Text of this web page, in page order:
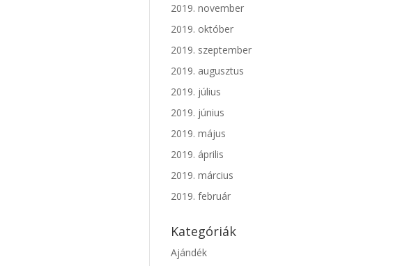
2019. november
2019. október
2019. szeptember
2019. augusztus
2019. július
2019. június
2019. május
2019. április
2019. március
2019. február
Kategóriák
Ajándék